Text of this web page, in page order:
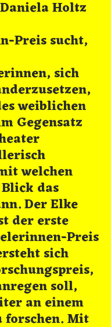
Holtz
Preis sucht,
sich
weiblichen
Gegensatz
welchen
das
Der Elke
der erste
Preis
sich
soll,
an einem
forschen. Mit